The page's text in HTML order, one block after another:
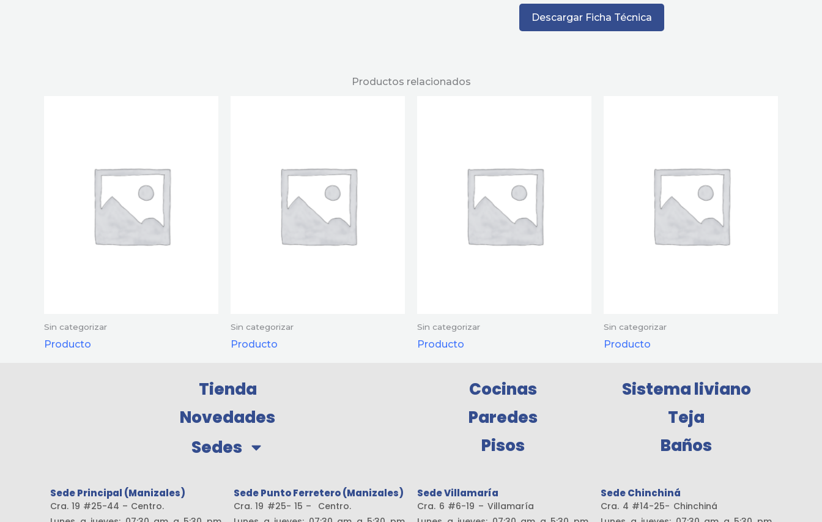
Descargar Ficha Técnica
Productos relacionados
Sin categorizar
Producto
Sin categorizar
Producto
Sin categorizar
Producto
Sin categorizar
Producto
Tienda
Novedades
Sedes
Cocinas
Paredes
Pisos
Sistema liviano
Teja
Baños
Sede Principal (Manizales)
Cra. 19 #25-44 – Centro.
Sede Punto Ferretero (Manizales)
Cra. 19 #25- 15 – Centro.
Sede Villamaría
Cra. 6 #6-19 – Villamaría
Sede Chinchiná
Cra. 4 #14-25- Chinchiná